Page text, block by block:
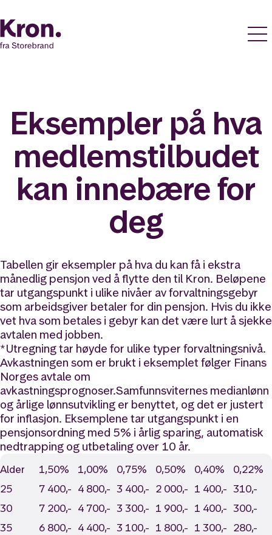
Eksempler på hva
medlemstilbudet
kan innebære for
deg
Tabellen gir eksempler på hva du kan få i ekstra
månedlig pensjon ved å flytte den til Kron. Beløpene
tar utgangspunkt i ulike nivåer av forvaltningsgebyr
som arbeidsgiver betaler for din pensjon. Hvis du ikke
vet hva som betales i gebyr kan det være lurt å sjekke
avtalen med jobben.
*Utregning tar høyde for ulike typer forvaltningsnivå.
Avkastningen som er brukt i eksemplet følger Finans
Norges avtale om
avkastningsprognoser.Samfunnsviternes medianlønn
og årlige lønnsutvikling er benyttet, og det er justert
for inflasjon. Eksemplene tar utgangspunkt i en
pensjonsordning med 5% i årlig sparing, automatisk
nedtrapping og utbetaling over 10 år.
Alder 1,50% 1,00% 0,75% 0,50% 0,40%
0,22%
25
7 400,- 4 800,- 3 400,- 2 000,- 1 400,- 310,-
30
7 200,- 4 700,- 3 300,- 1 900,- 1 400,- 300,-
35
6 800,- 4 400,- 3 100,- 1 800,- 1 300,- 280,-